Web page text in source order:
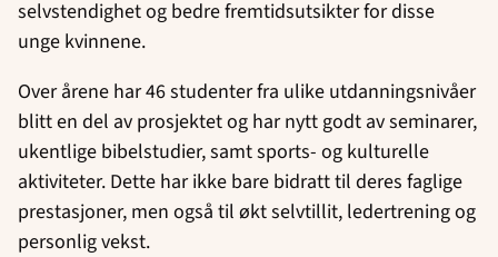
selvstendighet og bedre fremtidsutsikter for disse
unge kvinnene.
Over årene har 46 studenter fra ulike utdanningsnivåer
blitt en del av prosjektet og har nytt godt av seminarer,
ukentlige bibelstudier, samt sports- og kulturelle
aktiviteter. Dette har ikke bare bidratt til deres faglige
prestasjoner, men også til økt selvtillit, ledertrening og
personlig vekst.